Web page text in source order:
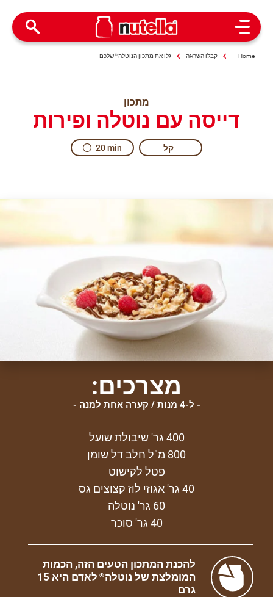
Home קבלו השראה גלו את מתכון הנוטלה®שלכם
מתכון
דייסה עם נוטלה ופירות
קל 20 min
מצרכים:
ל-4 מנות / קערה אחת למנה
400 גר' שיבולת שועל
800 מ"ל חלב דל שומן
פטל לקישוט
40 גר' אגוזי לוז קצוצים גס
60 גר' נוטלה
40 גר' סוכר
להכנת המתכון הטעים הזה, הכמות
המומלצת של נוטלה®
לאדם היא 15
גרם